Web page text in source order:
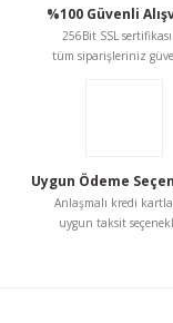
Ürün
Ürün bilgilerinde
%100 Güvenli
256Bit SSL
tüm siparişleriniz
Uygun Ödeme
Anlaşmalı kredi
uygun taksit